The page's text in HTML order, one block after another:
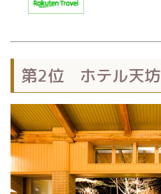
第2位 ホテル天坊